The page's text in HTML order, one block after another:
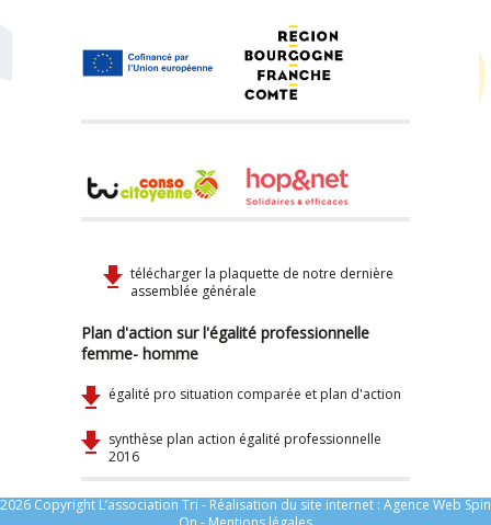
télécharger la plaquette de notre dernière
assemblée générale
Plan d'action sur l'égalité professionnelle
femme- homme
égalité pro situation comparée et plan d'action
synthèse plan action égalité professionnelle
2016
2026 Copyright L’association Tri - Réalisation du site internet : Agence Web Spin